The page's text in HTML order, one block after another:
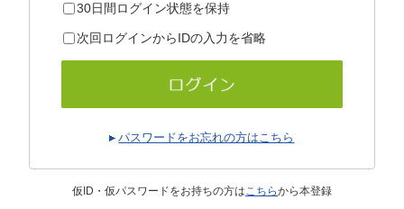
30日間ログイン状態を保持
次回ログインからIDの入力を省略
パスワードをお忘れの方はこちら
仮ID・仮パスワードをお持ちの方はこちらから本登録